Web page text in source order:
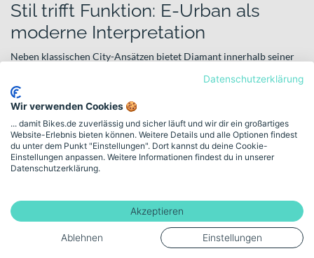
Stil trifft Funktion: E-Urban als
moderne Interpretation
Neben klassischen City-Ansätzen bietet Diamant innerhalb seiner
Design mit funktionaler Technik verbinden. Diese Räder greifen die
europäische Designtradition der Marke auf und übertragen sie in
eine zeitgemäße, elektrische Mobilitätslösung für die Stadt.
EinDiamant E-Cityist damit nicht nur Fortbewegungsmittel,
sondern Teil Deines urbanen Lebensstils – praktisch, komfortabel
und mit einem klaren Bezug zur traditionsreichen Marke Diamant.
Welche Diamant E-City Variante
passt zu Dir?
Datenschutzerklärung
Wir verwenden Cookies 🍪
... damit Bikes.de zuverlässig und sicher läuft und wir dir ein großartiges
Website-Erlebnis bieten können. Weitere Details und alle Optionen findest
du unter dem Punkt "Einstellungen". Dort kannst du deine Cookie-
Einstellungen anpassen. Weitere Informationen findest du in unserer
Datenschutzerklärung.
Akzeptieren
Ablehnen Einstellungen